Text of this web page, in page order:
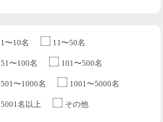
1〜10名 11〜50名
51〜100名 101〜500名
501〜1000名 1001〜5000名
5001名以上 その他